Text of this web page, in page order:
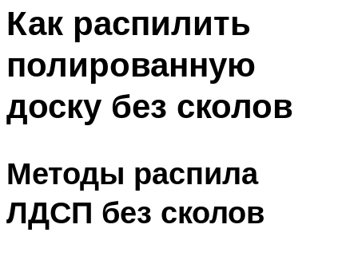
Как распилить
полированную
доску без сколов
Методы распила
ЛДСП без сколов